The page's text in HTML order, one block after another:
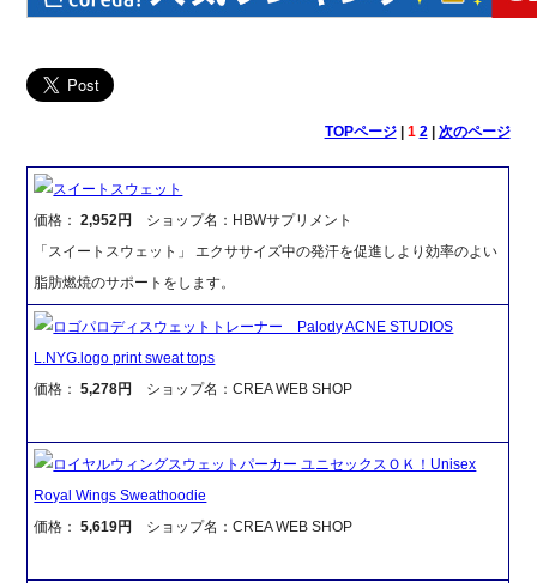
TOPページ| 1 2| 次のページ
スイートスウェット
価格：2,952円
ショップ名：HBWサプリメント
「スイートスウェット」 エクササイズ中の発汗を促進しより効率のよい
脂肪燃焼のサポートをします。
ロゴパロディスウェットトレーナー Palody ACNE STUDIOS
L.NYG.logo print sweat tops
価格：5,278円 ショップ名：CREA WEB SHOP
ロイヤルウィングスウェットパーカー ユニセックスＯＫ！Unisex
Royal Wings Sweathoodie
価格：5,619円 ショップ名：CREA WEB SHOP